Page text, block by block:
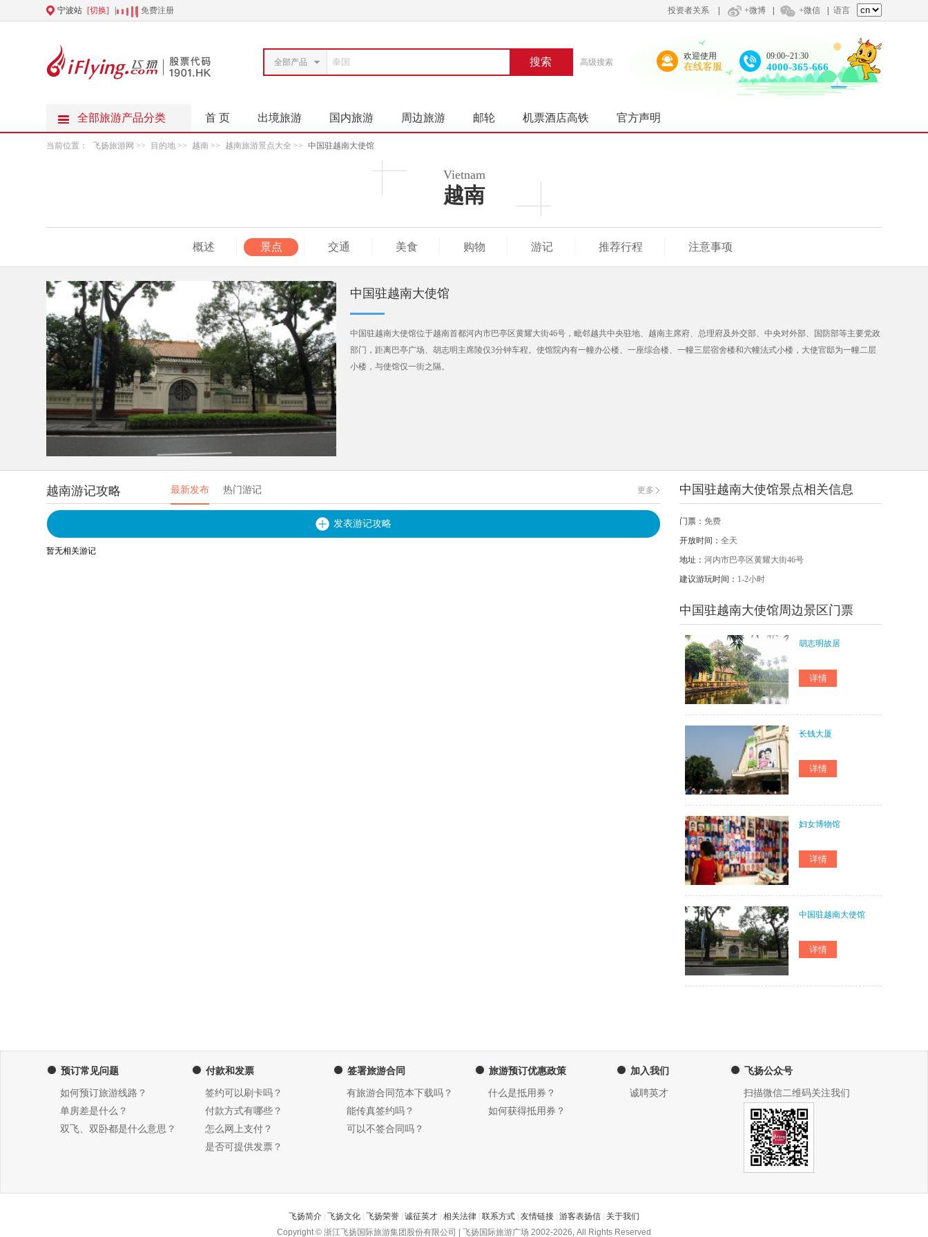
宁波站 [切换] | 免费注册 投资者关系 +微博 +微信 语言
全部产品 搜索 高级搜索
欢迎使用
在线客服
09:00~21:30
4000-365-666
全部旅游产品分类 首 页 出境旅游 国内旅游 周边旅游 邮轮 机票酒店高铁 官方声明
当前位置： 飞扬旅游网 >> 目的地 >> 越南 >> 越南旅游景点大全 >> 中国驻越南大使馆
Vietnam
越南
概述 景点 交通 美食 购物 游记 推荐行程 注意事项
中国驻越南大使馆
中国驻越南大使馆位于越南首都河内市巴亭区黄耀大街46号，毗邻越共中央驻地、越南主席府、总理府及外交部、中央对外部、国防部等主要党政
部门，距离巴亭广场、胡志明主席陵仅3分钟车程。使馆院内有一幢办公楼、一座综合楼、一幢三层宿舍楼和六幢法式小楼，大使官邸为一幢二层
小楼，与使馆仅一街之隔。
越南游记攻略 最新发布 热门游记 更多
发表游记攻略
暂无相关游记
中国驻越南大使馆景点相关信息
门票： 免费
开放时间： 全天
地址： 河内市巴亭区黄耀大街46号
建议游玩时间： 1-2小时
中国驻越南大使馆周边景区门票
胡志明故居
长钱大厦
妇女博物馆
中国驻越南大使馆
预订常见问题
如何预订旅游线路？
单房差是什么？
双飞、双卧都是什么意思？
付款和发票
签约可以刷卡吗？
付款方式有哪些？
怎么网上支付？
是否可提供发票？
签署旅游合同
有旅游合同范本下载吗？
能传真签约吗？
可以不签合同吗？
旅游预订优惠政策
什么是抵用券？
如何获得抵用券？
加入我们
诚聘英才
飞扬公众号
扫描微信二维码关注我们
飞扬简介 飞扬文化 飞扬荣誉 诚征英才 相关法律 联系方式 友情链接 游客表扬信
关于我们
Copyright © 浙江飞扬国际旅游集团股份有限公司 | 飞扬国际旅游广场 2002-2026, All Rights Reserved